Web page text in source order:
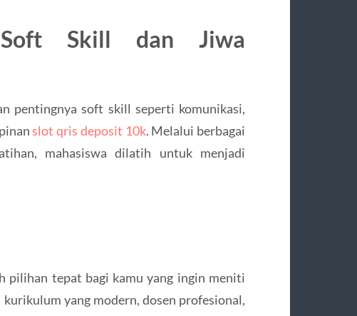
Soft Skill dan Jiwa
pentingnya soft skill seperti komunikasi,
slot qris deposit 10k. Melalui berbagai
mahasiswa dilatih untuk menjadi
pilihan tepat bagi kamu yang ingin meniti
yang modern, dosen profesional,